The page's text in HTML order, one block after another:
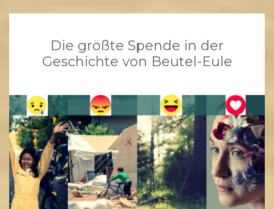
Die größte Spende in der
Geschichte von Beutel-Eule